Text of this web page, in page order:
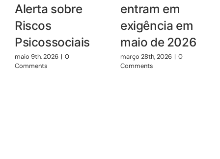
Alerta sobre
Riscos
Psicossociais
maio 9th, 2026 | 0
Comments
entram em
exigência em
maio de 2026
março 28th, 2026 | 0
Comments